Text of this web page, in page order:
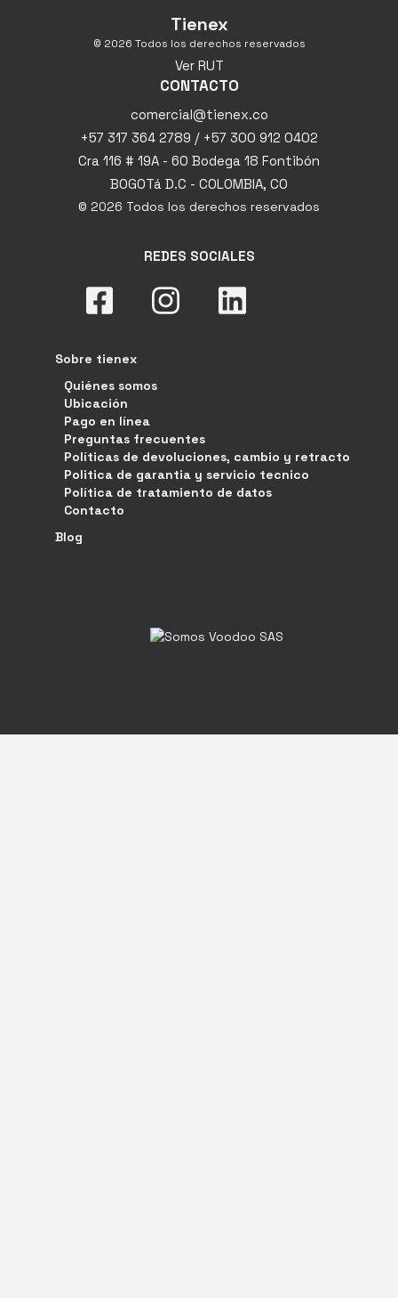
Tienex
© 2026 Todos los derechos reservados
Ver RUT
CONTACTO
comercial@tienex.co
+57 317 364 2789 / +57 300 912 0402
Cra 116 # 19A - 60 Bodega 18 Fontibón
BOGOTá D.C - COLOMBIA, CO
© 2026 Todos los derechos reservados
REDES SOCIALES
Sobre tienex
Quiénes somos
Ubicación
Pago en línea
Preguntas frecuentes
Políticas de devoluciones, cambio y retracto
Politica de garantia y servicio tecnico
Política de tratamiento de datos
Contacto
Blog